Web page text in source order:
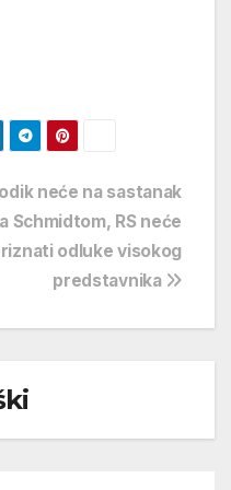
neće na sastanak
Schmidtom, RS neće
odluke visokog
predstavnika